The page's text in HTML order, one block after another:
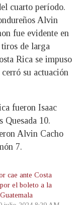
cuarto período.
Alvin
fue evidente en
de larga
Rica se impuso
su actuación
fueron Isaac
10.
Alvin Cacho
7.
cae ante Costa
el boleto a la